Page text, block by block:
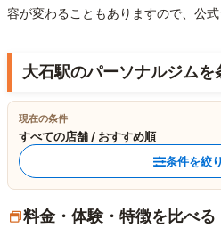
容が変わることもありますので、公式
大石駅のパーソナルジムを
現在の条件
すべての店舗 / おすすめ順
条件を絞
料金・体験・特徴を比べる